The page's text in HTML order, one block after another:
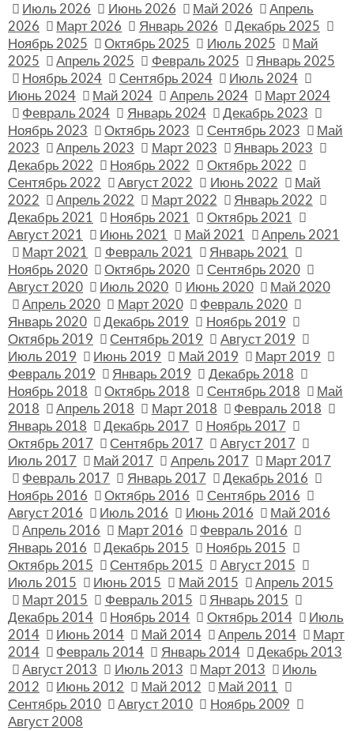
Июль 2026 Июнь 2026 Май 2026
Апрель
2026
Март 2026 Январь 2026
Декабрь 2025
Ноябрь 2025
Октябрь 2025 Июль 2025
Май
2025
Апрель 2025 Февраль 2025
Январь 2025
Ноябрь 2024
Сентябрь 2024
Июль 2024
Июнь 2024
Май 2024 Апрель 2024
Март 2024
Февраль 2024
Январь 2024
Декабрь 2023
Ноябрь 2023
Октябрь 2023 Сентябрь 2023
Май
2023
Апрель 2023 Март 2023
Январь 2023
Декабрь 2022
Ноябрь 2022
Октябрь 2022
Сентябрь 2022
Август 2022 Июнь 2022
Май
2022
Апрель 2022 Март 2022
Январь 2022
Декабрь 2021
Ноябрь 2021
Октябрь 2021
Август 2021
Июнь 2021 Май 2021
Апрель 2021
Март 2021
Февраль 2021
Январь 2021
Ноябрь 2020
Октябрь 2020
Сентябрь 2020
Август 2020
Июль 2020 Июнь 2020
Май 2020
Апрель 2020
Март 2020
Февраль 2020
Январь 2020
Декабрь 2019
Ноябрь 2019
Октябрь 2019
Сентябрь 2019
Август 2019
Июль 2019
Июнь 2019 Май 2019
Март 2019
Февраль 2019
Январь 2019
Декабрь 2018
Ноябрь 2018
Октябрь 2018 Сентябрь 2018
Май
2018
Апрель 2018 Март 2018
Февраль 2018
Январь 2018
Декабрь 2017
Ноябрь 2017
Октябрь 2017
Сентябрь 2017
Август 2017
Июль 2017
Май 2017 Апрель 2017
Март 2017
Февраль 2017
Январь 2017
Декабрь 2016
Ноябрь 2016
Октябрь 2016
Сентябрь 2016
Август 2016
Июль 2016 Июнь 2016
Май 2016
Апрель 2016
Март 2016
Февраль 2016
Январь 2016
Декабрь 2015
Ноябрь 2015
Октябрь 2015
Сентябрь 2015
Август 2015
Июль 2015
Июнь 2015 Май 2015
Апрель 2015
Март 2015
Февраль 2015
Январь 2015
Декабрь 2014
Ноябрь 2014 Октябрь 2014
Июль
2014
Июнь 2014 Май 2014 Апрель 2014
Март
2014
Февраль 2014 Январь 2014
Декабрь 2013
Август 2013
Июль 2013 Март 2013
Июль
2012
Июнь 2012 Май 2012
Май 2011
Сентябрь 2010
Август 2010
Ноябрь 2009
Август 2008